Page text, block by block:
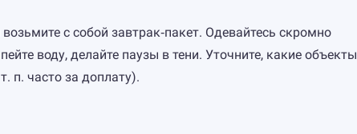
с собой завтрак‑пакет. Одевайтесь скромно
воду, делайте паузы в тени. Уточните, какие объекты
п. часто за доплату).